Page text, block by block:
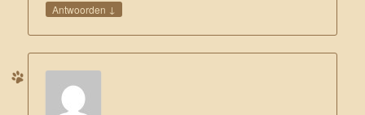
Antwoorden ↓